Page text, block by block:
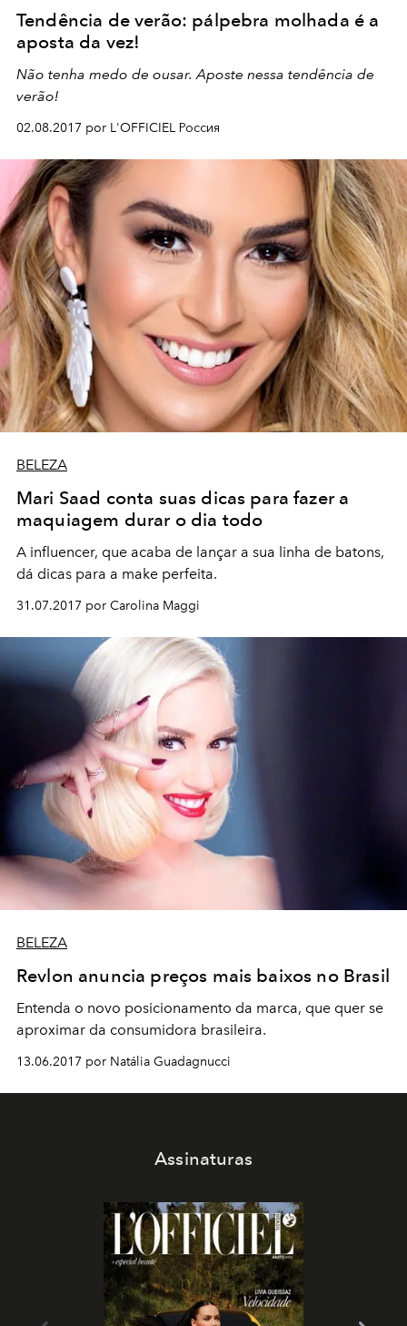
Tendência de verão: pálpebra molhada é a
aposta da vez!
Não tenha medo de ousar. Aposte nessa tendência de
verão!
02.08.2017 por L'OFFICIEL Россия
BELEZA
Mari Saad conta suas dicas para fazer a
maquiagem durar o dia todo
A influencer, que acaba de lançar a sua linha de batons,
dá dicas para a make perfeita.
31.07.2017 por Carolina Maggi
BELEZA
Revlon anuncia preços mais baixos no Brasil
Entenda o novo posicionamento da marca, que quer se
aproximar da consumidora brasileira.
13.06.2017 por Natália Guadagnucci
Assinaturas